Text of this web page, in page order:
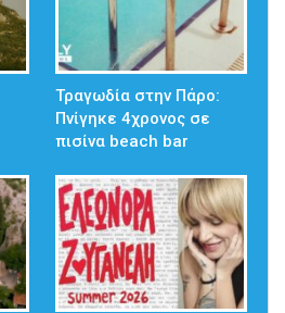
Τραγωδία στην Πάρο:
Πνίγηκε 4χρονος σε
πισίνα beach bar